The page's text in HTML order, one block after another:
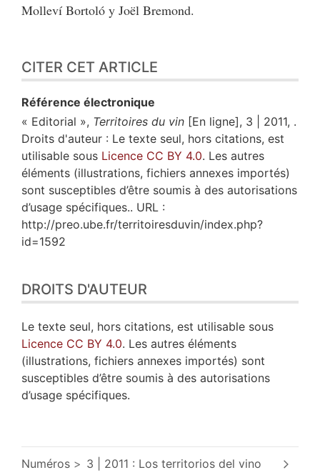
Molleví Bortoló y Joël Bremond.
CITER CET ARTICLE
Référence électronique
« Editorial », Territoires du vin [En ligne], 3 | 2011, .
Droits d'auteur : Le texte seul, hors citations, est
utilisable sous Licence CC BY 4.0. Les autres
éléments (illustrations, fichiers annexes importés)
sont susceptibles d’être soumis à des autorisations
d’usage spécifiques.. URL :
http://preo.ube.fr/territoiresduvin/index.php?
id=1592
DROITS D'AUTEUR
Le texte seul, hors citations, est utilisable sous
Licence CC BY 4.0. Les autres éléments
(illustrations, fichiers annexes importés) sont
susceptibles d’être soumis à des autorisations
d’usage spécifiques.
Numéros
3 | 2011 : Los territorios del vino